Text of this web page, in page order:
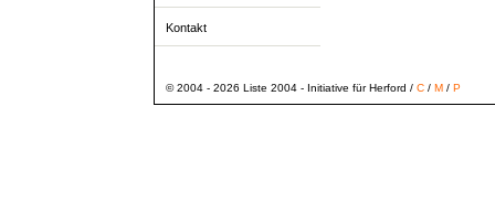
Kontakt
© 2004 - 2026 Liste 2004 - Initiative für Herford / C/ M/ P